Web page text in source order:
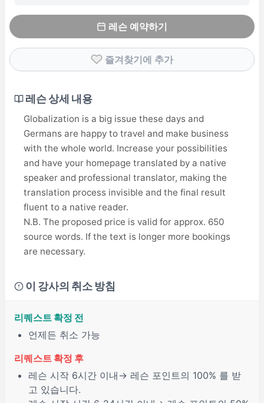
레슨 예약하기
즐겨찾기에 추가
레슨 상세 내용
Globalization is a big issue these days and
Germans are happy to travel and make business
with the whole world. Increase your possibilities
and have your homepage translated by a native
speaker and professional translator, making the
translation process invisible and the final result
fluent to a native reader.
N.B. The proposed price is valid for approx. 650
source words. If the text is longer more bookings
are necessary.
이 강사의 취소 방침
리퀘스트 확정 전
언제든 취소 가능
리퀘스트 확정 후
레슨 시작 6시간 이내→ 레슨 포인트의 100% 를 받
고 있습니다.